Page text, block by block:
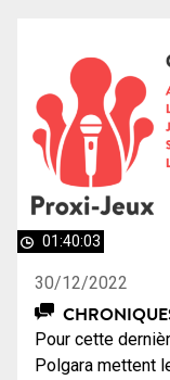
01:40:03
30/12/2022
Pour cette
Polgara mettent